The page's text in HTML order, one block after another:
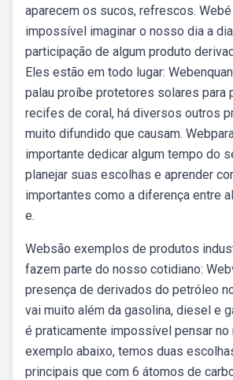
aparecem os sucos, refrescos.
impossível imaginar o nosso dia a
participação de algum produto
Eles estão em todo lugar:
palau proíbe protetores solares para
recifes de coral, há diversos outros
muito difundido que causam.
importante dedicar algum tempo do
planejar suas escolhas e aprender
importantes como a diferença entre
e.
Websão exemplos de produtos
fazem parte do nosso cotidiano:
presença de derivados do petróleo
vai muito além da gasolina, diesel e
é praticamente impossível pensar no
exemplo abaixo, temos duas
principais que com 6 átomos de